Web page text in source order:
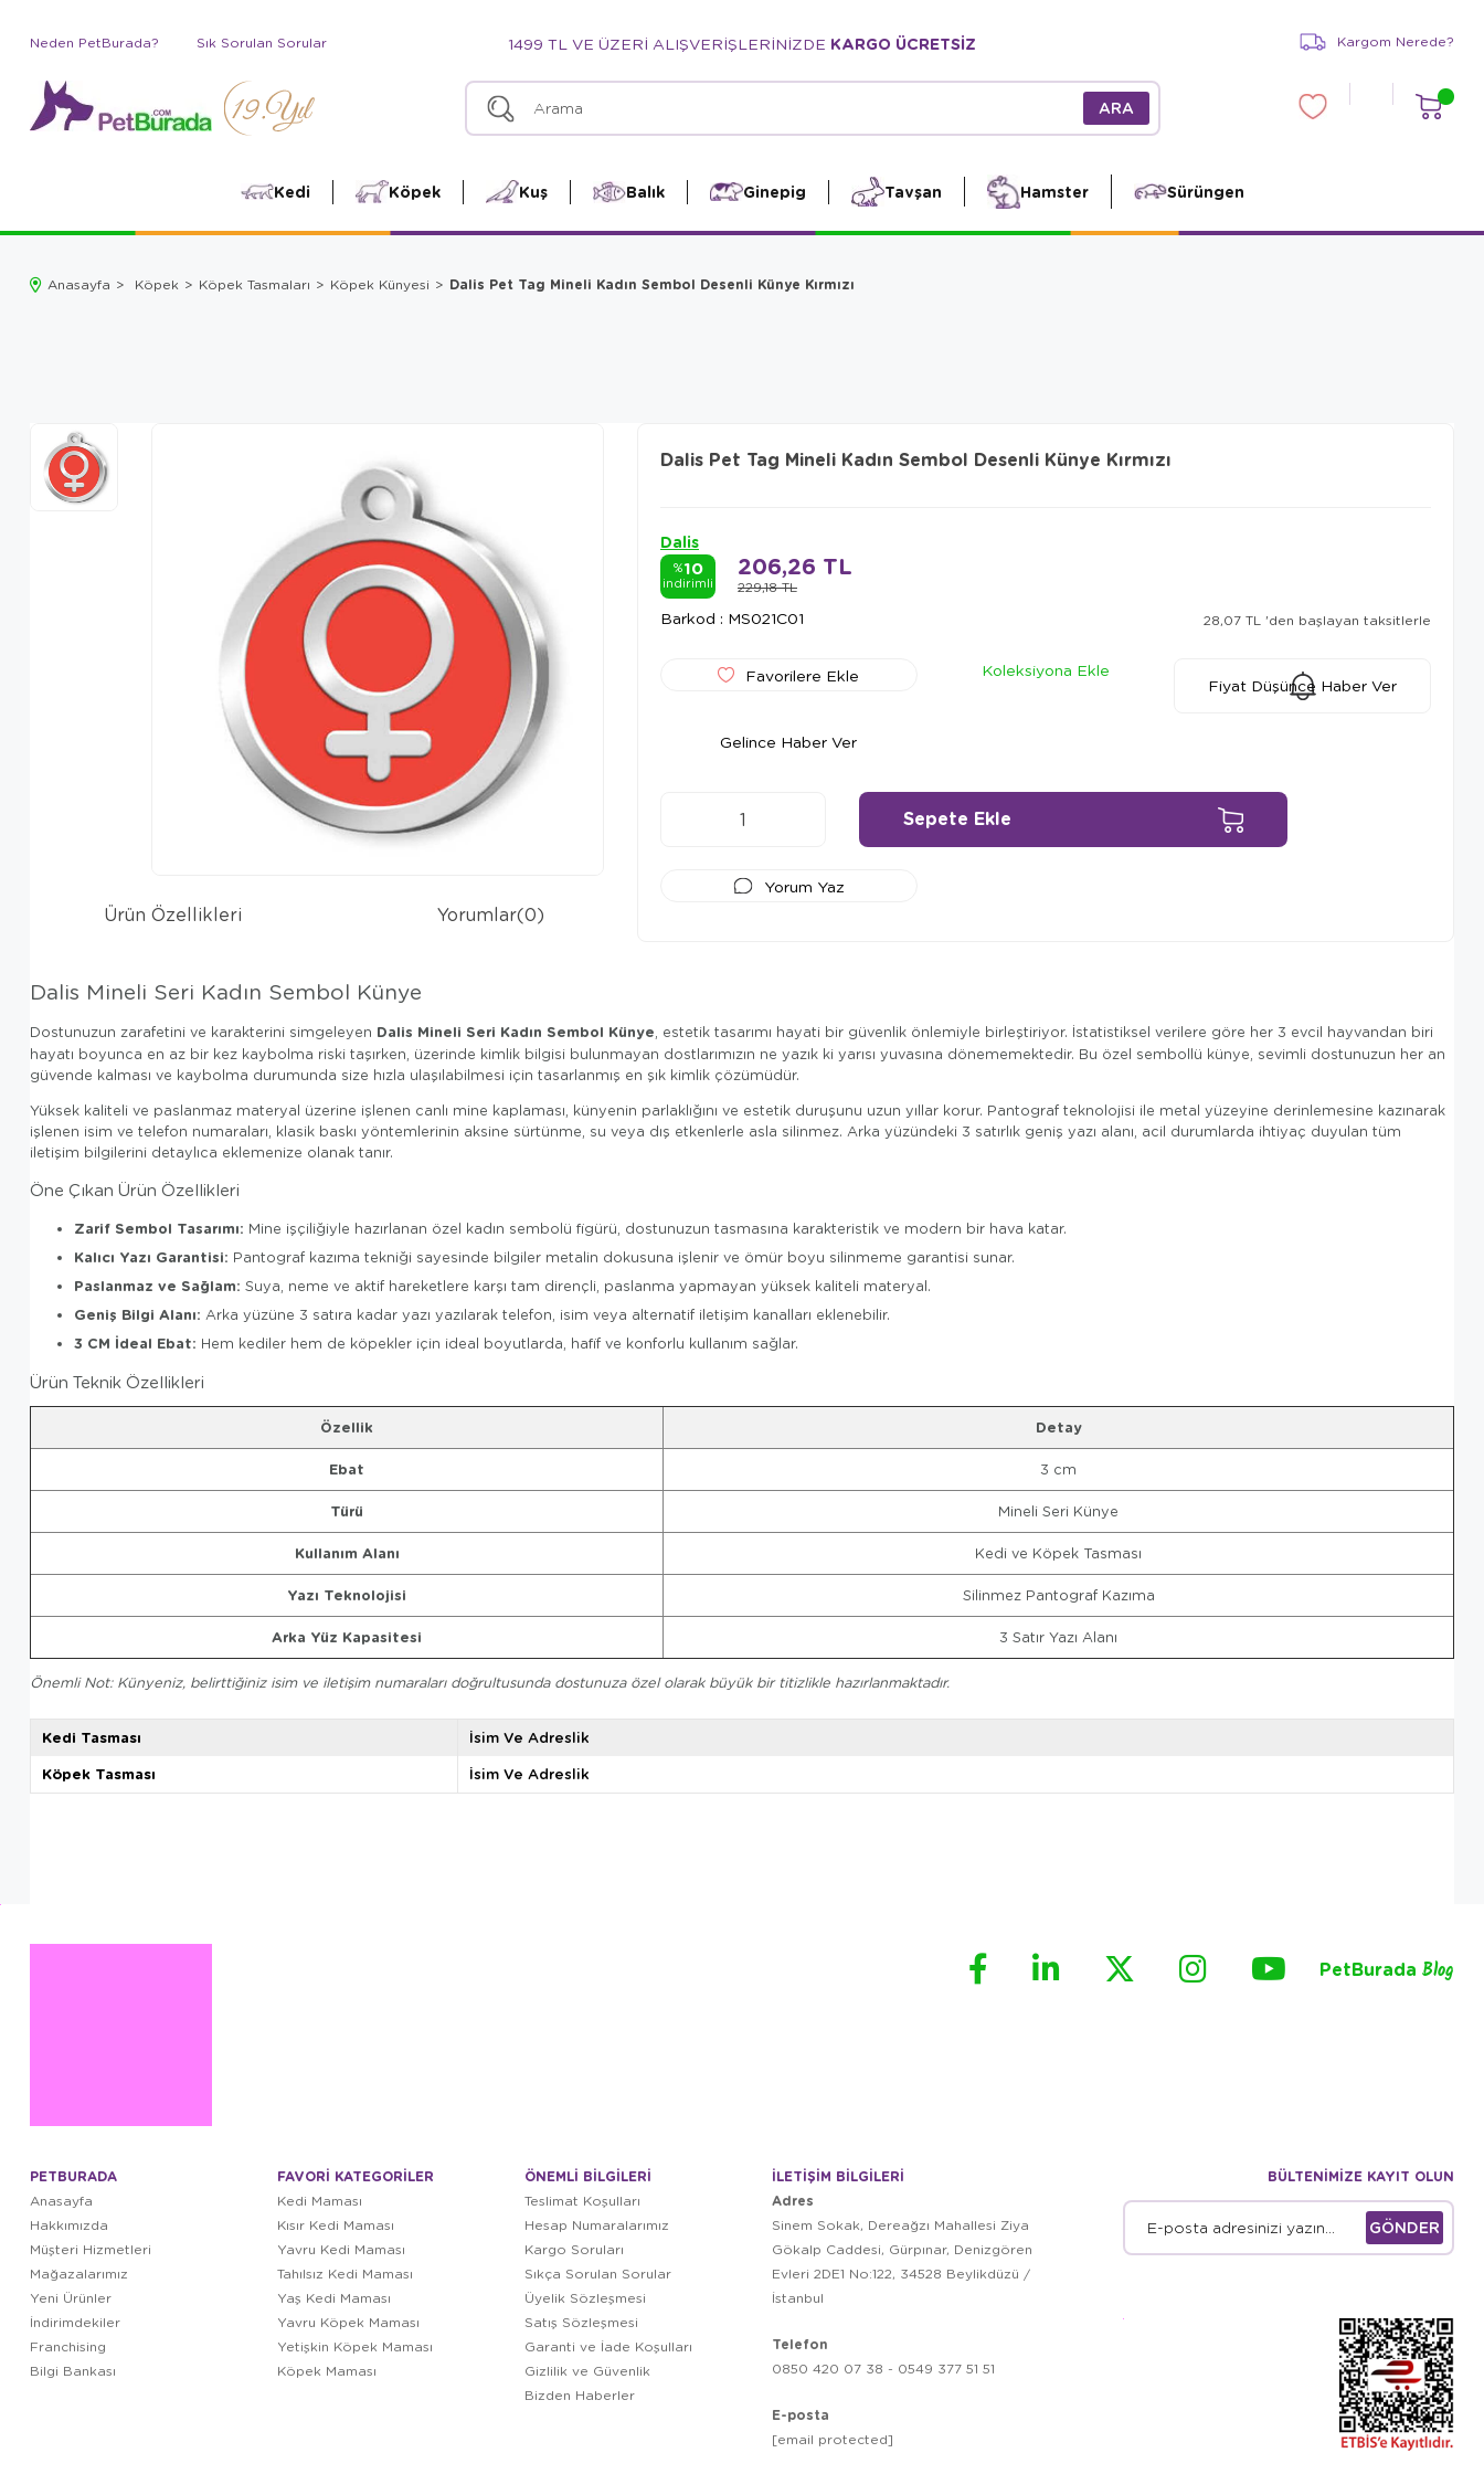
Neden PetBurada? Sık Sorulan Sorular 1499 TL VE ÜZERİ ALIŞVERİŞLERİNİZDE KARGO ÜCRETSİZ Kargom Nerede?
Kedi Köpek Kuş Balık Ginepig Tavşan Hamster Sürüngen
Anasayfa Köpek Köpek Tasmaları Köpek Künyesi Dalis Pet Tag Mineli Kadın Sembol Desenli Künye Kırmızı
Dalis Pet Tag Mineli Kadın Sembol Desenli Künye Kırmızı
Dalis
%10
indirimli 229,18 TL
206,26 TL
Barkod : MS021C01 28,07 TL 'den başlayan taksitlerle
Favorilere Ekle
Koleksiyona Ekle
Fiyat Düşünce Haber Ver
Gelince Haber Ver
Yorum Yaz
Ürün Özellikleri Yorumlar(0)
Dalis Mineli Seri Kadın Sembol Künye
Dostunuzun zarafetini ve karakterini simgeleyen Dalis Mineli Seri Kadın Sembol Künye, estetik tasarımı hayati bir güvenlik önlemiyle birleştiriyor. İstatistiksel verilere göre her 3 evcil hayvandan biri
hayatı boyunca en az bir kez kaybolma riski taşırken, üzerinde kimlik bilgisi bulunmayan dostlarımızın ne yazık ki yarısı yuvasına dönememektedir. Bu özel sembollü künye, sevimli dostunuzun her an
güvende kalması ve kaybolma durumunda size hızla ulaşılabilmesi için tasarlanmış en şık kimlik çözümüdür.
Yüksek kaliteli ve paslanmaz materyal üzerine işlenen canlı mine kaplaması, künyenin parlaklığını ve estetik duruşunu uzun yıllar korur. Pantograf teknolojisi ile metal yüzeyine derinlemesine kazınarak
işlenen isim ve telefon numaraları, klasik baskı yöntemlerinin aksine sürtünme, su veya dış etkenlerle asla silinmez. Arka yüzündeki 3 satırlık geniş yazı alanı, acil durumlarda ihtiyaç duyulan tüm
iletişim bilgilerini detaylıca eklemenize olanak tanır.
Öne Çıkan Ürün Özellikleri
Zarif Sembol Tasarımı: Mine işçiliğiyle hazırlanan özel kadın sembolü figürü, dostunuzun tasmasına karakteristik ve modern bir hava katar.
Kalıcı Yazı Garantisi: Pantograf kazıma tekniği sayesinde bilgiler metalin dokusuna işlenir ve ömür boyu silinmeme garantisi sunar.
Paslanmaz ve Sağlam: Suya, neme ve aktif hareketlere karşı tam dirençli, paslanma yapmayan yüksek kaliteli materyal.
Geniş Bilgi Alanı: Arka yüzüne 3 satıra kadar yazı yazılarak telefon, isim veya alternatif iletişim kanalları eklenebilir.
3 CM İdeal Ebat: Hem kediler hem de köpekler için ideal boyutlarda, hafif ve konforlu kullanım sağlar.
Ürün Teknik Özellikleri
Özellik Detay
Ebat 3 cm
Türü Mineli Seri Künye
Kullanım Alanı Kedi ve Köpek Tasması
Yazı Teknolojisi Silinmez Pantograf Kazıma
Arka Yüz Kapasitesi 3 Satır Yazı Alanı
Önemli Not: Künyeniz, belirttiğiniz isim ve iletişim numaraları doğrultusunda dostunuza özel olarak büyük bir titizlikle hazırlanmaktadır.
Kedi Tasması
İsim Ve Adreslik
Köpek Tasması
İsim Ve Adreslik
PetBurada Blog
PETBURADA
Anasayfa
Hakkımızda
Müşteri Hizmetleri
Mağazalarımız
Yeni Ürünler
İndirimdekiler
Franchising
Bilgi Bankası
FAVORİ KATEGORİLER
Kedi Maması
Kısır Kedi Maması
Yavru Kedi Maması
Tahılsız Kedi Maması
Yaş Kedi Maması
Yavru Köpek Maması
Yetişkin Köpek Maması
Köpek Maması
ÖNEMLİ BİLGİLERİ
Teslimat Koşulları
Hesap Numaralarımız
Kargo Soruları
Sıkça Sorulan Sorular
Üyelik Sözleşmesi
Satış Sözleşmesi
Garanti ve İade Koşulları
Gizlilik ve Güvenlik
Bizden Haberler
İLETİŞİM BİLGİLERİ
Adres
Sinem Sokak, Dereağzı Mahallesi Ziya
Gökalp Caddesi, Gürpınar, Denizgören
Evleri 2DE1 No:122, 34528 Beylikdüzü /
İstanbul
Telefon
0850 420 07 38 - 0549 377 51 51
E-posta
[email protected]
BÜLTENİMİZE KAYIT OLUN
GÖNDER